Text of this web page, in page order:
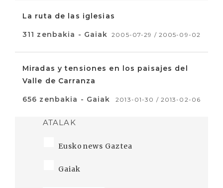
La ruta de las iglesias
311 zenbakia - Gaiak 2005-07-29 / 2005-09-02
Miradas y tensiones en los paisajes del
Valle de Carranza
656 zenbakia - Gaiak 2013-01-30 / 2013-02-06
ATALAK
Euskonews Gaztea
Gaiak